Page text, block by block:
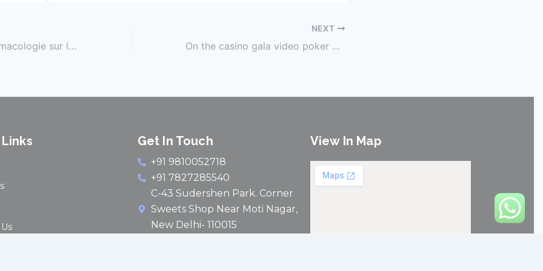
Impact de la pharmacologie sur le sport féminin
NEXT
On the casino gala video poker games internet Strip Black-jack Wager Free 100% Functioning Demonstration
Get In Touch
+91 9810052718
+91 7827285540
C-43 Sudershen Park. Corner
Sweets Shop Near Moti Nagar,
New Delhi- 110015
View In Map